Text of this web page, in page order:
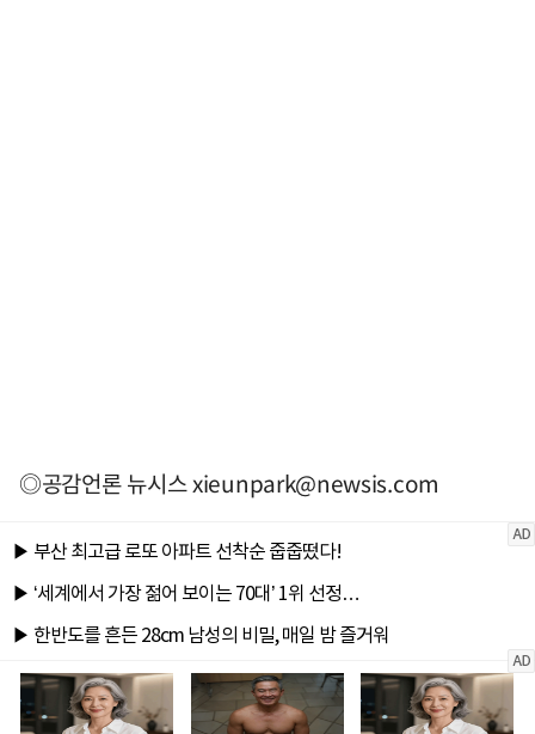
◎공감언론 뉴시스xieunpark@newsis.com